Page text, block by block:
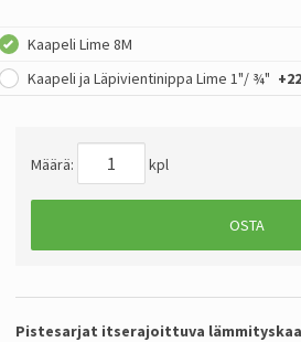
Kaapeli Lime 8M
Kaapeli ja Läpivientinippa Lime 1"/ ¾"
Määrä: kpl
OSTA
Pistesarjat itserajoittuva